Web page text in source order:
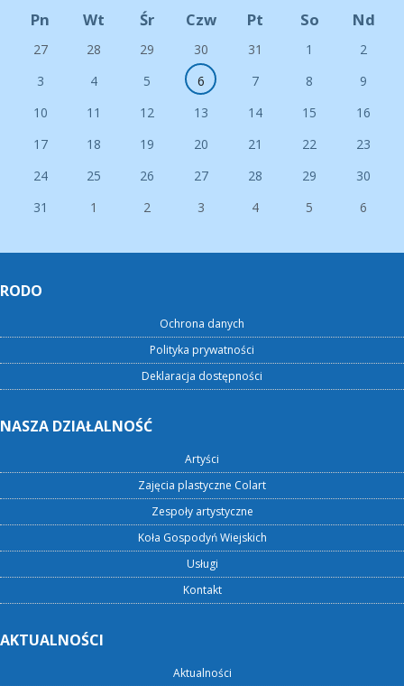
Pn Wt Śr Czw Pt So Nd
27 28 29 30 31 1
2
3
4 5 6 7 8
9
10
11 12 13 14 15
16
17
18 19 20 21 22
23
24
25 26 27 28 29
30
31
1 2 3 4 5 6
RODO
Ochrona danych
Polityka prywatności
Deklaracja dostępności
NASZA DZIAŁALNOŚĆ
Artyści
Zajęcia plastyczne Colart
Zespoły artystyczne
Koła Gospodyń Wiejskich
Usługi
Kontakt
AKTUALNOŚCI
Aktualności